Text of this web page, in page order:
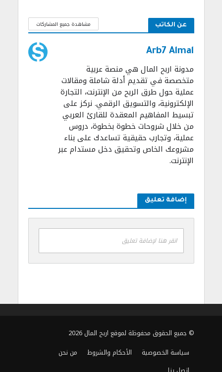
عن الكاتب مشاهدة جميع المشاركات
Arb7 Almal
مدونة اربح المال هي منصة عربية
متخصصة في تقديم أدلة شاملة ومقالات
عملية حول طرق الربح من الإنترنت، التجارة
الإلكترونية، والتسويق الرقمي. نركز على
تبسيط المفاهيم المعقدة للقارئ العربي
من خلال شروحات خطوة بخطوة، دروس
عملية، وتجارب حقيقية تساعدك على بناء
مشروعك الخاص وتحقيق دخل مستدام عبر
الإنترنت.
إضافة تعليق
انقر هنا لإضافة تعليق
© جميع الحقوق محفوظة لموقع اربح المال 2026
سياسة الخصوصية
الأحكام والشروط
من نحن